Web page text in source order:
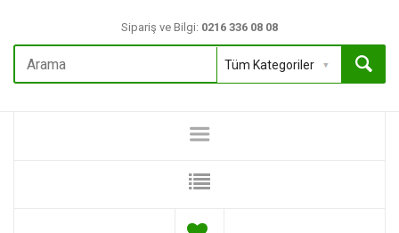
Sipariş ve Bilgi: 0216 336 08 08